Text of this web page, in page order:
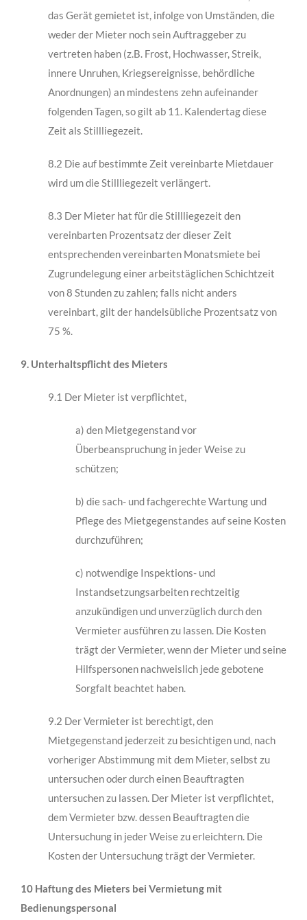
das Gerät gemietet ist, infolge von Umständen, die
weder der Mieter noch sein Auftraggeber zu
vertreten haben (z.B. Frost, Hochwasser, Streik,
innere Unruhen, Kriegsereignisse, behördliche
Anordnungen) an mindestens zehn aufeinander
folgenden Tagen, so gilt ab 11. Kalendertag diese
Zeit als Stillliegezeit.
8.2 Die auf bestimmte Zeit vereinbarte Mietdauer
wird um die Stillliegezeit verlängert.
8.3 Der Mieter hat für die Stillliegezeit den
vereinbarten Prozentsatz der dieser Zeit
entsprechenden vereinbarten Monatsmiete bei
Zugrundelegung einer arbeitstäglichen Schichtzeit
von 8 Stunden zu zahlen; falls nicht anders
vereinbart, gilt der handelsübliche Prozentsatz von
75 %.
9. Unterhaltspflicht des Mieters
9.1 Der Mieter ist verpflichtet,
a) den Mietgegenstand vor
Überbeanspruchung in jeder Weise zu
schützen;
b) die sach- und fachgerechte Wartung und
Pflege des Mietgegenstandes auf seine Kosten
durchzuführen;
c) notwendige Inspektions- und
Instandsetzungsarbeiten rechtzeitig
anzukündigen und unverzüglich durch den
Vermieter ausführen zu lassen. Die Kosten
trägt der Vermieter, wenn der Mieter und seine
Hilfspersonen nachweislich jede gebotene
Sorgfalt beachtet haben.
9.2 Der Vermieter ist berechtigt, den
Mietgegenstand jederzeit zu besichtigen und, nach
vorheriger Abstimmung mit dem Mieter, selbst zu
untersuchen oder durch einen Beauf­tragten
untersuchen zu lassen. Der Mieter ist verpflichtet,
dem Vermieter bzw. dessen Beauftragten die
Untersuchung in jeder Weise zu erleichtern. Die
Kosten der Untersu­chung trägt der Vermieter.
10 Haftung des Mieters bei Vermietung mit
Bedienungspersonal